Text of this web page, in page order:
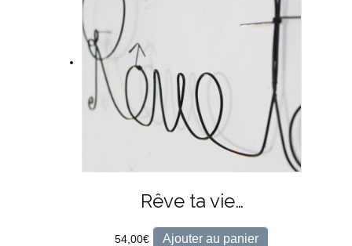
Rêve ta vie…
54,00€ Ajouter au panier